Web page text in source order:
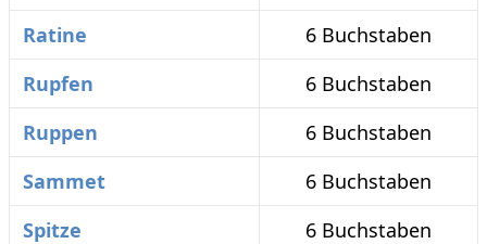
Ratine
6 Buchstaben
Rupfen
6 Buchstaben
Ruppen
6 Buchstaben
Sammet
6 Buchstaben
Spitze
6 Buchstaben